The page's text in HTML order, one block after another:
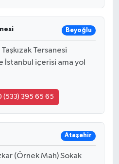
Beyoğlu
Tersanesi
İstanbul içerisi ama yol
(533) 395 65 65
Ataşehir
(Örnek Mah) Sokak